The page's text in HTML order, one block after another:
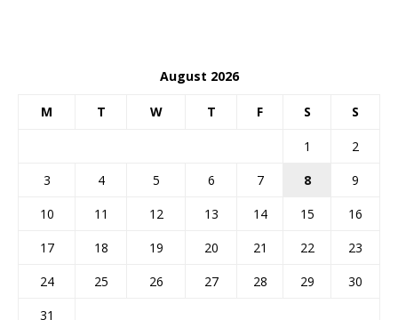
August 2026
M T W T F S S
1
2
3
4 5 6 7 8
9
10
11 12 13 14 15
16
17
18 19 20 21 22
23
24
25 26 27 28 29
30
31